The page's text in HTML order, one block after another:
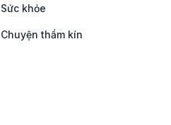
Sức khỏe
Chuyện thầm kín